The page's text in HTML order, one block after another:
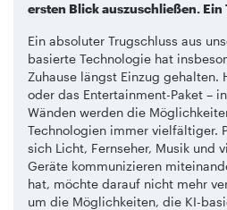
ersten Blick auszuschließen.
Ein absoluter Trugschluss aus
basierte Technologie hat
Zuhause längst Einzug gehalten.
oder das Entertainment-Paket –
Wänden werden die
Technologien immer vielfältiger.
sich Licht, Fernseher, Musik und
Geräte kommunizieren
hat, möchte darauf nicht mehr
um die Möglichkeiten, die KI-